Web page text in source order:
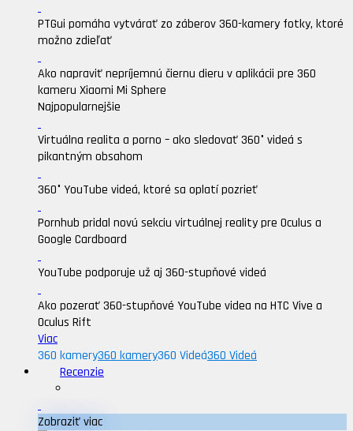
PTGui pomáha vytvárať zo záberov 360-kamery fotky, ktoré
možno zdieľať
Ako napraviť nepríjemnú čiernu dieru v aplikácii pre 360
kameru Xiaomi Mi Sphere
Najpopularnejšie
Virtuálna realita a porno – ako sledovať 360° videá s
pikantným obsahom
360° YouTube videá, ktoré sa oplatí pozrieť
Pornhub pridal novú sekciu virtuálnej reality pre Oculus a
Google Cardboard
YouTube podporuje už aj 360-stupňové videá
Ako pozerať 360-stupňové YouTube videa na HTC Vive a
Oculus Rift
Viac
360 kamery360 kamery360 Videá360 Videá
Recenzie
Zobraziť viac